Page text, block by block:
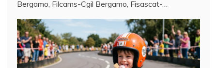
Bergamo, Filcams-Cgil Bergamo, Fisascat-…